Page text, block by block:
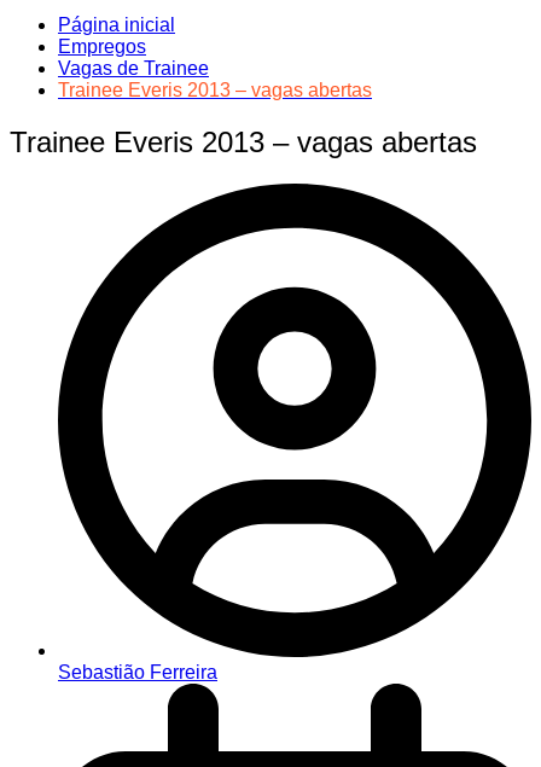
Página inicial
Empregos
Vagas de Trainee
Trainee Everis 2013 – vagas abertas
Trainee Everis 2013 – vagas abertas
Sebastião Ferreira